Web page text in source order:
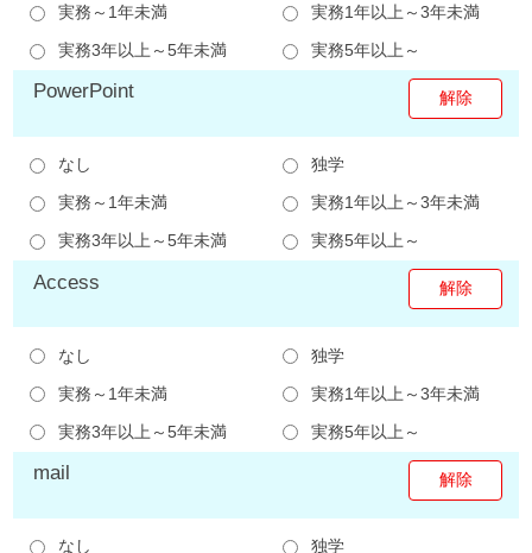
実務～1年未満
実務1年以上～3年未満
実務3年以上～5年未満
実務5年以上～
PowerPoint
なし
独学
実務～1年未満
実務1年以上～3年未満
実務3年以上～5年未満
実務5年以上～
Access
なし
独学
実務～1年未満
実務1年以上～3年未満
実務3年以上～5年未満
実務5年以上～
mail
なし 独学